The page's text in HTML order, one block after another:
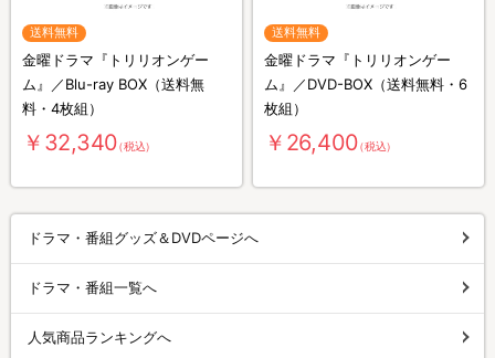
送料無料
金曜ドラマ『トリリオンゲー
ム』／Blu-ray BOX（送料無
料・4枚組）
￥32,340（税込）
送料無料
金曜ドラマ『トリリオンゲー
ム』／DVD-BOX（送料無料・6
枚組）
￥26,400（税込）
ドラマ・番組グッズ＆DVDページへ
ドラマ・番組一覧へ
人気商品ランキングへ